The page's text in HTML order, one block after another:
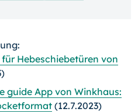
Hebeschiebetüren von
guide App von Winkhaus:
(12.7.2023)